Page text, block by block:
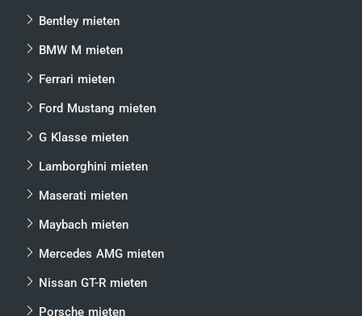
Bentley mieten
BMW M mieten
Ferrari mieten
Ford Mustang mieten
G Klasse mieten
Lamborghini mieten
Maserati mieten
Maybach mieten
Mercedes AMG mieten
Nissan GT-R mieten
Porsche mieten